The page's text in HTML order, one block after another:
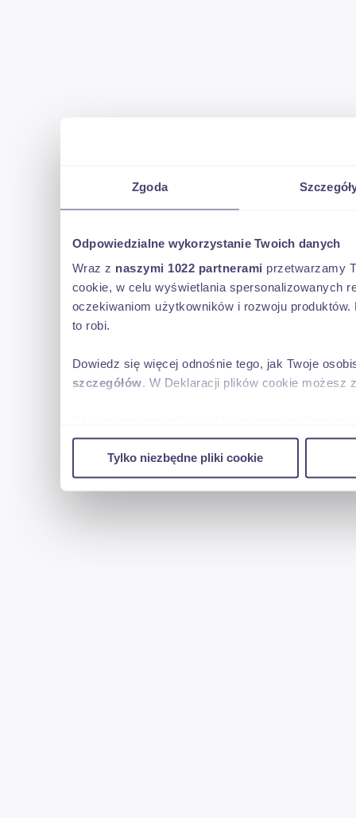
Zgoda
Odpowiedzialne wykorzystanie Twoich danych
Wraz z naszymi 1022 partnerami przetwarzamy
cookie, w celu wyświetlania spersonalizowanych
oczekiwaniom użytkowników i rozwoju
to robi.
Dowiedz się więcej odnośnie tego, jak Twoje
szczegółów. W Deklaracji plików cookie możesz
w naszej witrynie. Informacje o tym, jak
reklamowym i analitycznym. Partnerzy mogą
uzyskanymi podczas korzystania z ich usług.
Tylko niezbędne pliki cookie